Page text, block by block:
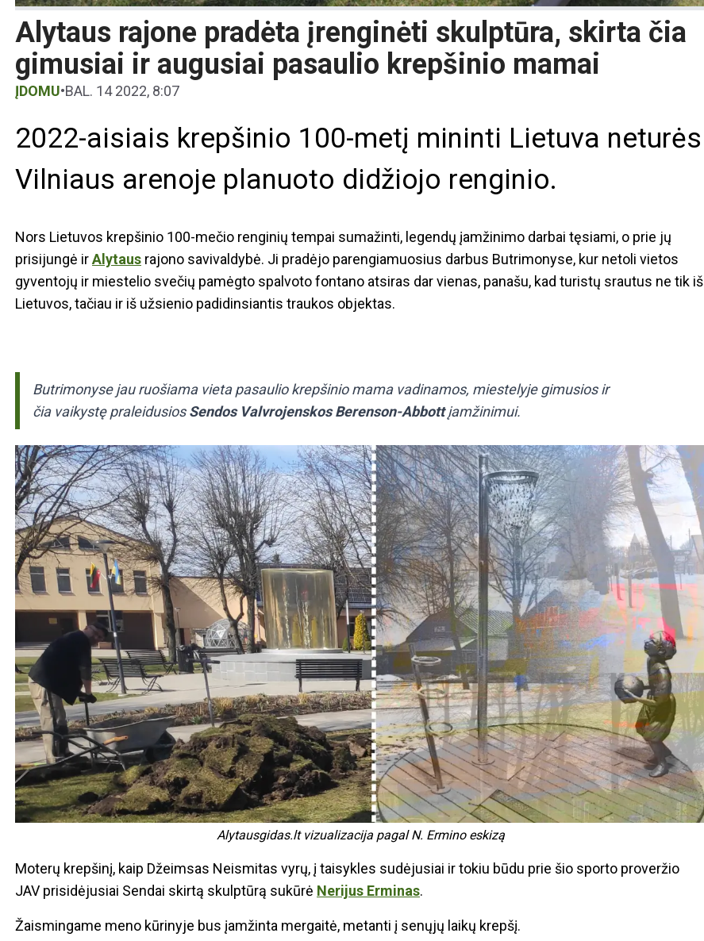
Alytaus rajone pradėta įrenginėti skulptūra, skirta čia
gimusiai ir augusiai pasaulio krepšinio mamai
ĮDOMU•BAL. 14 2022, 8:07
2022-aisiais krepšinio 100-metį mininti Lietuva neturės
Vilniaus arenoje planuoto didžiojo renginio.
Nors Lietuvos krepšinio 100-mečio renginių tempai sumažinti, legendų įamžinimo darbai tęsiami, o prie jų
prisijungė irAlytaus rajono savivaldybė. Ji pradėjo parengiamuosius darbus Butrimonyse, kur netoli vietos
gyventojų ir miestelio svečių pamėgto spalvoto fontano atsiras dar vienas, panašu, kad turistų srautus ne tik iš
Lietuvos, tačiau ir iš užsienio padidinsiantis traukos objektas.
Butrimonyse jau ruošiama vieta pasaulio krepšinio mama vadinamos, miestelyje gimusios ir
čia vaikystę praleidusiosSendos Valvrojenskos Berenson-Abbottįamžinimui.
Alytausgidas.lt vizualizacija pagal N. Ermino eskizą
Moterų krepšinį, kaip Džeimsas Neismitas vyrų, į taisykles sudėjusiai ir tokiu būdu prie šio sporto proveržio
JAV prisidėjusiai Sendai skirtą skulptūrą sukūrė Nerijus Erminas.
Žaismingame meno kūrinyje bus įamžinta mergaitė, metanti į senųjų laikų krepšį.